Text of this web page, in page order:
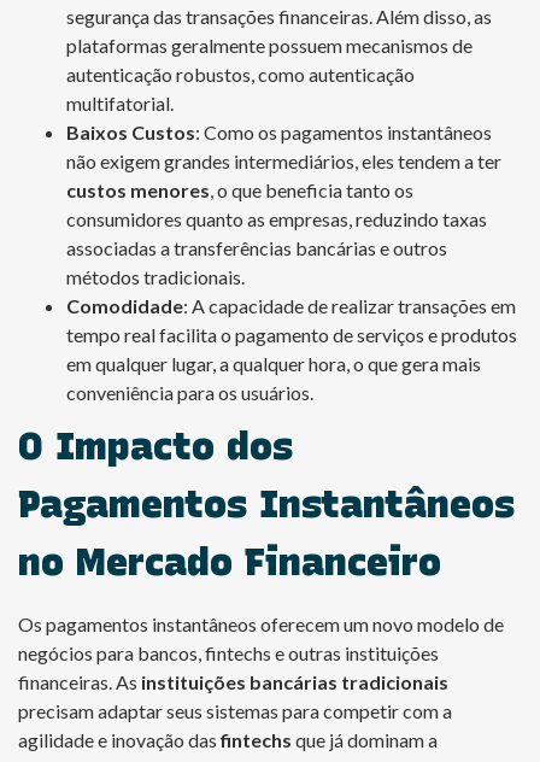
segurança das transações financeiras. Além disso, as
plataformas geralmente possuem mecanismos de
autenticação robustos, como autenticação
multifatorial.
Baixos Custos: Como os pagamentos instantâneos
não exigem grandes intermediários, eles tendem a ter
custos menores, o que beneficia tanto os
consumidores quanto as empresas, reduzindo taxas
associadas a transferências bancárias e outros
métodos tradicionais.
Comodidade: A capacidade de realizar transações em
tempo real facilita o pagamento de serviços e produtos
em qualquer lugar, a qualquer hora, o que gera mais
conveniência para os usuários.
O Impacto dos
Pagamentos Instantâneos
no Mercado Financeiro
Os pagamentos instantâneos oferecem um novo modelo de
negócios para bancos, fintechs e outras instituições
financeiras. As instituições bancárias tradicionais
precisam adaptar seus sistemas para competir com a
agilidade e inovação dasfintechs que já dominam a